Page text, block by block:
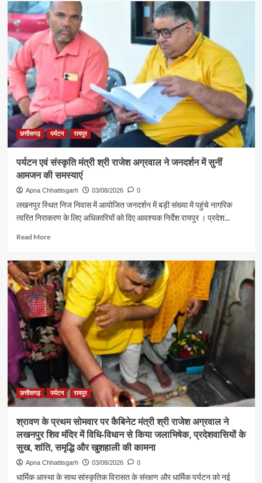
के
दर्शन
के
लिए
रवाना
रजत
पदक
विजेता
ज्ञानेश्वरी
यादव
मंत्री
गजेंद्र
यादव
ने
की
छत्तीसगढ़ पर्यटन रायपुर
पर्यटन एवं संस्कृति मंत्री श्री राजेश अग्रवाल ने जनदर्शन में सुनीं
आमजन की समस्याएं
Apna Chhattisgarh 03/08/2026 0
लखनपुर स्थित निज निवास में आयोजित जनदर्शन में बड़ी संख्या में पहुंचे नागरिक
त्वरित निराकरण के लिए अधिकारियों को दिए आवश्यक निर्देश रायपुर । प्रदेश...
Read MoreRead
पर्यटन
एवं
संस्कृति
मंत्री
श्री
राजेश
अग्रवाल
ने
जनदर्शन
सुनीं
आमजन
की
छत्तीसगढ़ पर्यटन रायपुर
श्रावण के प्रथम सोमवार पर कैबिनेट मंत्री श्री राजेश अग्रवाल ने
लखनपुर शिव मंदिर में विधि-विधान से किया जलाभिषेक, प्रदेशवासियों के
सुख, शांति, समृद्धि और खुशहाली की कामना
Apna Chhattisgarh 03/08/2026 0
धार्मिक आस्था के साथ सांस्कृतिक विरासत के संरक्षण और धार्मिक पर्यटन को नई